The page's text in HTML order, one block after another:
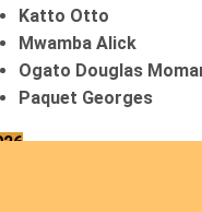
Katto Otto
Mwamba Alick
Ogato Douglas
Paquet Georges